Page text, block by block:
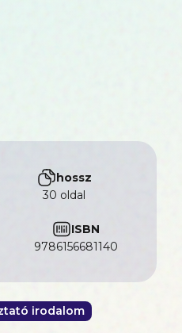
hossz
30 oldal
ISBN
9786156681140
irodalom